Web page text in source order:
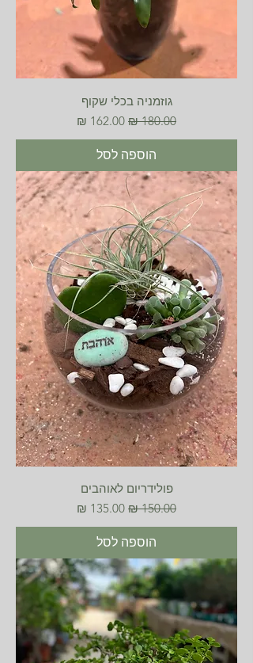
גוזמניה בכלי שקוף
מחיר רגיל מחיר מבצע
הוספה לסל
פולידריום לאוהבים
מחיר רגיל מחיר מבצע
הוספה לסל